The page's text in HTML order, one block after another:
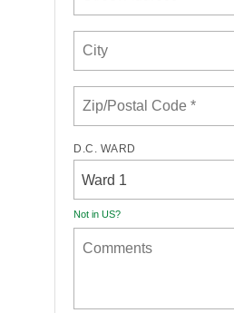
D.C. WARD
Ward 1
Not in US?